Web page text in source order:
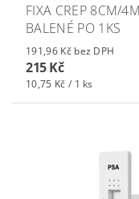
FIXA CREP 8CM/
BALENÉ PO 1KS
191,96 Kč bez DPH
215 Kč
10,75 Kč / 1 ks